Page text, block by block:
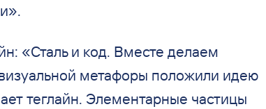
».
«Сталь и код. Вместе делаем
метафоры положили идею
теглайн. Элементарные частицы